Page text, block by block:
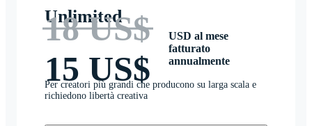
Unlimited
18 US$
15 US$
USD al mese
fatturato
annualmente
Per creatori più grandi che producono su larga scala e
richiedono libertà creativa